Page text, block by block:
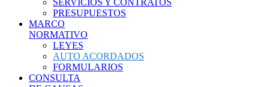
SERVICIOS Y CONTRATOS
PRESUPUESTOS
MARCO
NORMATIVO
LEYES
AUTO ACORDADOS
FORMULARIOS
CONSULTA